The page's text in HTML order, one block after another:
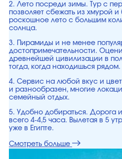
2. Лето посреди зимы. Тур с
позволяет сбежать из хмурой
роскошное лето с большим
солнца.
3. Пирамиды и не менее
достопримечательности.
древнейшей цивилизации в
тогда, когда находишься рядом.
4. Сервис на любой вкус и
и разнообразен, многие
семейный отдых.
5. Удобно добираться. Дорога
всего 4-4,5 часа. Вылетая в 5
уже в Египте.
Смотреть больше